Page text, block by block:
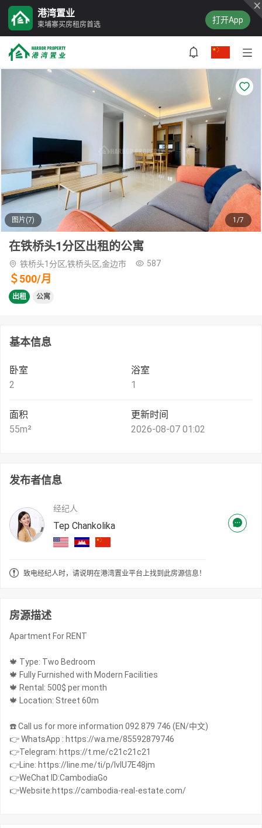
港湾置业
柬埔寨买房租房首选 打开App
图片(7) 1/7
在铁桥头1分区出租的公寓
铁桥头1分区,铁桥头区,金边市 587
＄500/月
出租 公寓
基本信息
卧室
2
浴室
1
面积
55m²
更新时间
2026-08-07 01:02
发布者信息
经纪人
Tep Chankolika
致电经纪人时，请说明在港湾置业平台上找到此房源信息！
房源描述
Apartment For RENT
🍁 Type: Two Bedroom
🍁 Fully Furnished with Modern Facilities
🍁 Rental: 500$ per month
🍁 Location: Street 60m
☎️ Call us for more information 092 879 746 (EN/中文)
👉 WhatsApp : https://wa.me/85592879746
👉Telegram: https://t.me/c21c21c21
👉Line: https://line.me/ti/p/IvIU7E48jm
👉WeChat ID:CambodiaGo
👉Website:https://cambodia-real-estate.com/